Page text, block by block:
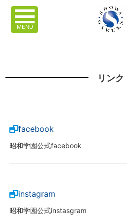
MENU
リンク
facebook
昭和学園公式facebook
instagram
昭和学園公式instasgram